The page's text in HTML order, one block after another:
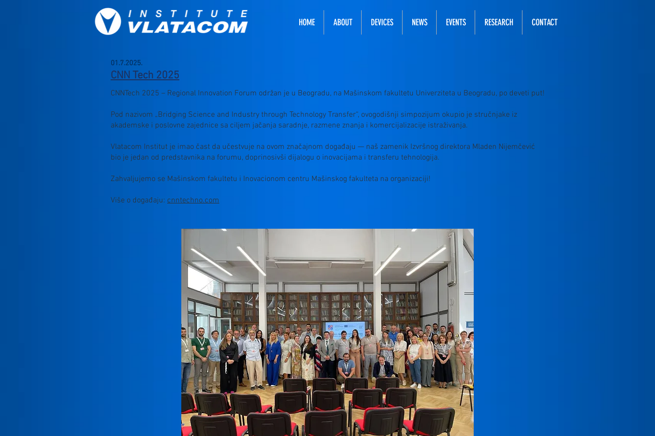
HOME ABOUT DEVICES NEWS EVENTS RESEARCH CONTACT
01.7.2025.
CNN Tech 2025
CNNTech 2025 – Regional Innovation Forum održan je u Beogradu, na Mašinskom fakultetu Univerziteta u Beogradu, po deveti put!
Pod nazivom „Bridging Science and Industry through Technology Transfer“, ovogodišnji simpozijum okupio je stručnjake iz
akademske i poslovne zajednice sa ciljem jačanja saradnje, razmene znanja i komercijalizacije istraživanja.
Vlatacom Institut je imao čast da učestvuje na ovom značajnom događaju — naš zamenik Izvršnog direktora Mladen Nijemčević
bio je jedan od predstavnika na forumu, doprinosivši dijalogu o inovacijama i transferu tehnologija.
Zahvaljujemo se Mašinskom fakultetu i Inovacionom centru Mašinskog fakulteta na organizaciji!
Više o događaju: cnntechno.com